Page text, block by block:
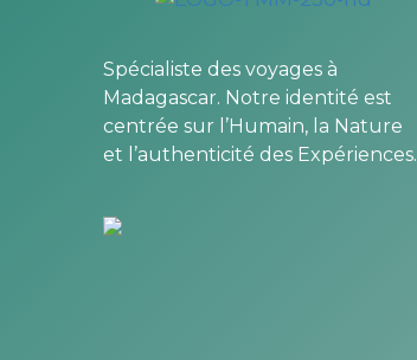
Spécialiste des voyages à
Madagascar. Notre identité est
centrée sur l’Humain, la Nature
et l’authenticité des Expériences.